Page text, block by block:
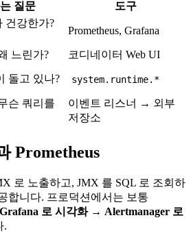
질문 도구
건강한가?
Prometheus, Grafana
느린가?
코디네이터 Web UI
돌고 있나? system.runtime.*
슨 쿼리를
이벤트 리스너 → 외부
저장소
Prometheus
로 노출하고, JMX 를 SQL 로 조회하
합니다. 프로덕션에서는 보통
로 시각화 → Alertmanager 로
.